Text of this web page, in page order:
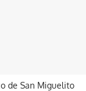
de San Miguelito